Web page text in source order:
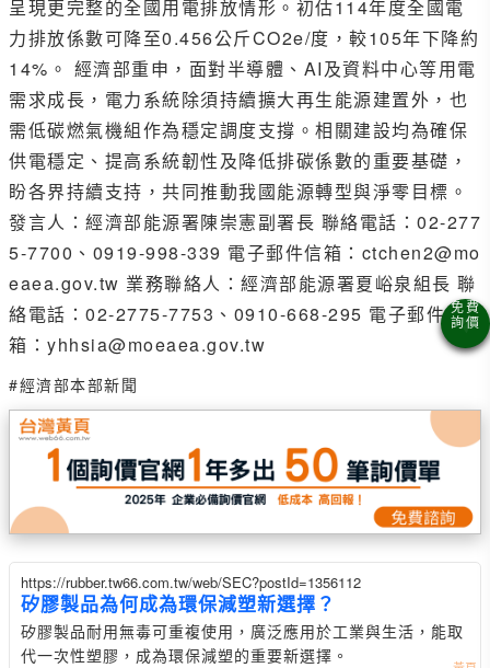
呈現更完整的全國用電排放情形。初估114年度全國電
力排放係數可降至0.456公斤CO2e/度，較105年下降約
14%。 經濟部重申，面對半導體、AI及資料中心等用電
需求成長，電力系統除須持續擴大再生能源建置外，也
需低碳燃氣機組作為穩定調度支撐。相關建設均為確保
供電穩定、提高系統韌性及降低排碳係數的重要基礎，
盼各界持續支持，共同推動我國能源轉型與淨零目標。
發言人：經濟部能源署陳崇憲副署長 聯絡電話：02-277
5-7700、0919-998-339 電子郵件信箱：ctchen2@mo
eaea.gov.tw 業務聯絡人：經濟部能源署夏峪泉組長 聯
絡電話：02-2775-7753、0910-668-295 電子郵件信
箱：yhhsia@moeaea.gov.tw
#經濟部本部新聞
https://rubber.tw66.com.tw/web/SEC?postId=1356112
矽膠製品為何成為環保減塑新選擇？
矽膠製品耐用無毒可重複使用，廣泛應用於工業與生活，能取
代一次性塑膠，成為環保減塑的重要新選擇。